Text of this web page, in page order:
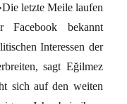
letzte Meile laufen
bekannt
Interessen der
sagt Eğilmez
sich auf den weiten